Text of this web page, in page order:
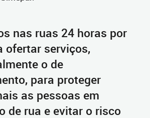
nas ruas 24 horas por
ofertar serviços,
o de
para proteger
as pessoas em
de rua e evitar o risco